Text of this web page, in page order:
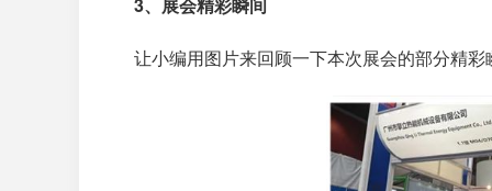
让小编用图片来回顾一下本次展会的部分精彩